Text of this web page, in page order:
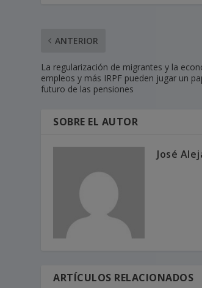
ANTERIOR
La regularización de migrantes y la
empleos y más IRPF pueden jugar un
futuro de las pensiones
SOBRE EL AUTOR
José
ARTÍCULOS RELACIONADOS